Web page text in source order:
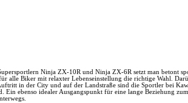
Ninja ZX-10R und Ninja ZX-6R setzt man betont
Biker mit relaxter Lebenseinstellung die richtige Wahl.
in der City und auf der Landstraße sind die Sportler bei
ebenso idealer Ausgangspunkt für eine lange Beziehung